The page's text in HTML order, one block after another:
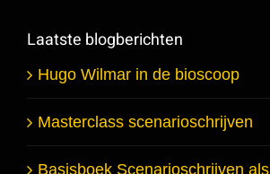
Laatste blogberichten
Hugo Wilmar in de bioscoop
Masterclass scenarioschrijven
Basisboek Scenarioschrijven als